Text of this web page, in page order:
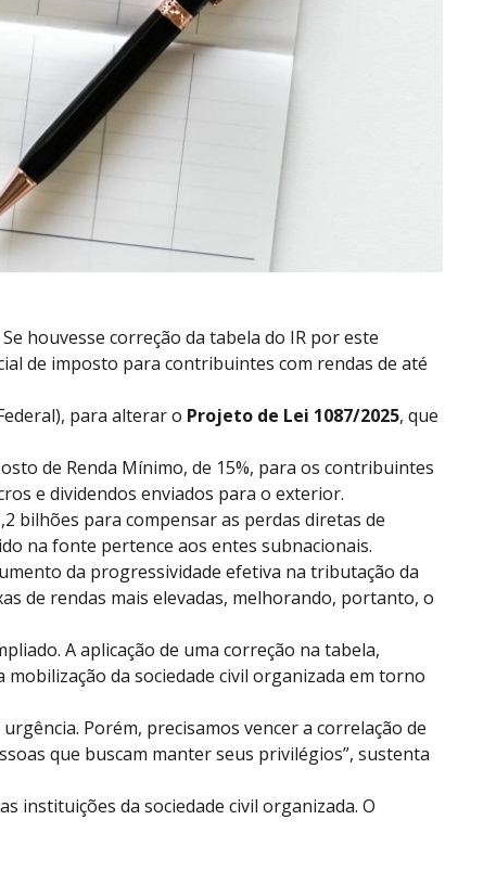
houvesse correção da tabela do IR por este
de imposto para contribuintes com rendas de até
para alterar o Projeto de Lei 1087/2025, que
de Renda Mínimo, de 15%, para os contribuintes
e dividendos enviados para o exterior.
bilhões para compensar as perdas diretas de
na fonte pertence aos entes subnacionais.
da progressividade efetiva na tributação da
de rendas mais elevadas, melhorando, portanto, o
A aplicação de uma correção na tabela,
da sociedade civil organizada em torno
Porém, precisamos vencer a correlação de
que buscam manter seus privilégios”, sustenta
instituições da sociedade civil organizada. O